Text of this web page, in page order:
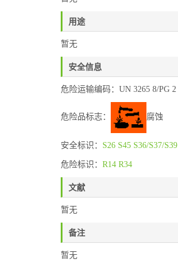
用途
暂无
安全信息
危险运输编码：UN 3265 8/PG 2
危险品标志： 腐蚀
安全标识： S26 S45 S36/S37/S39
危险标识： R14 R34
文献
暂无
备注
暂无